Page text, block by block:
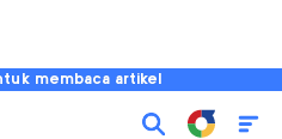
membaca artikel